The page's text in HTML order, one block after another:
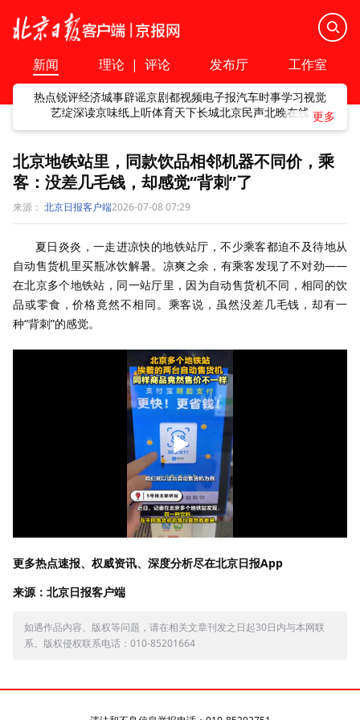
新闻 理论 | 评论 发布厅 工作室
热点锐评经济城事辟谣京剧都视频电子报汽车时事学习视觉
艺绽深读京味纸上听体育天下长城北京民声北晚在线
北京地铁站里，同款饮品相邻机器不同价，乘
客：没差几毛钱，却感觉“背刺”了
来源： 北京日报客户端2026-07-08 07:29
夏日炎炎，一走进凉快的地铁站厅，不少乘客都迫不及待地从
自动售货机里买瓶冰饮解暑。凉爽之余，有乘客发现了不对劲——
在北京多个地铁站，同一站厅里，因为自动售货机不同，相同的饮
品或零食，价格竟然不相同。乘客说，虽然没差几毛钱，却有一
种“背刺”的感觉。
更多热点速报、权威资讯、深度分析尽在北京日报App
来源：北京日报客户端
如遇作品内容、版权等问题，请在相关文章刊发之日起30日内与本网联
系。版权侵权联系电话：010-85201664